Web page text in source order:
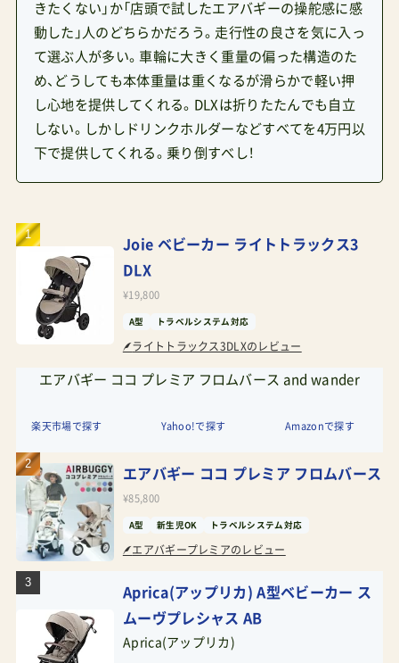
きたくない」か「店頭で試したエアバギーの操舵感に感
動した」人のどちらかだろう。走行性の良さを気に入っ
て選ぶ人が多い。車輪に大きく重量の偏った構造のた
め、どうしても本体重量は重くなるが滑らかで軽い押
し心地を提供してくれる。DLXは折りたたんでも自立
しない。しかしドリンクホルダーなどすべてを4万円以
下で提供してくれる。乗り倒すべし！
Joie ベビーカー ライトトラックス3
DLX
¥19,800
A型 トラベルシステム対応
ライトトラックス3DLXのレビュー
エアバギー ココ プレミア フロムバース and wander
Amazonで探す
楽天市場で探す Yahoo!で探す
エアバギー ココ プレミア フロムバース
¥85,800
A型 新生児OK トラベルシステム対応
エアバギープレミアのレビュー
Aprica(アップリカ) A型ベビーカー ス
ムーヴプレシャス AB
Aprica(アップリカ)